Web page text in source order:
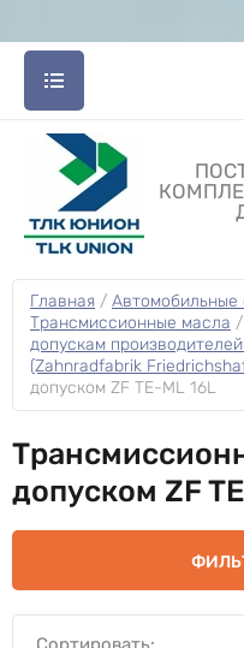
Главная / Автомобильные
Трансмиссионные масла /
допускам производителей
(Zahnradfabrik
допуском ZF TE-ML 16L
допуском ZF